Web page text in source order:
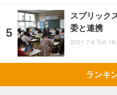
スプリック
委と連携
2021.7.6 Tue
ランキ